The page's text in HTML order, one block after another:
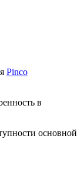
Pinco
в
основной